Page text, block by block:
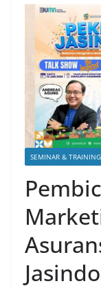
SEMINAR & TRAINING